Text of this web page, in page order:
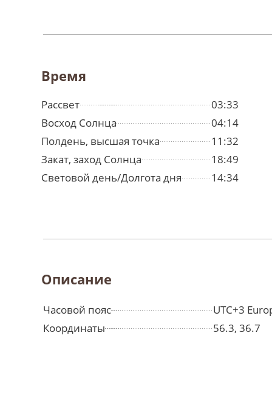
Время
Рассвет
03:33
Восход Солнца
04:14
Полдень, высшая точка
11:32
Закат, заход Солнца
18:49
Световой день/Долгота дня
14:34
Описание
Часовой пояс
UTC+3
Координаты
56.3, 36.7